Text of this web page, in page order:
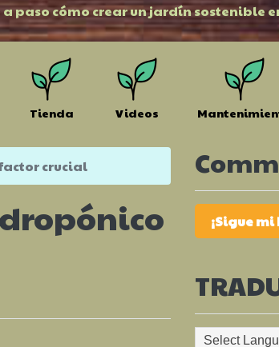
cómo crear un jardín sostenible
Tienda Videos
crucial
¡Sigue